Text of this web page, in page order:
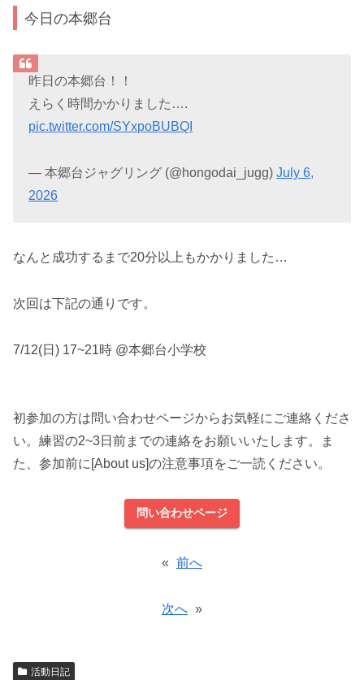
今日の本郷台
昨日の本郷台！！
えらく時間かかりました….
pic.twitter.com/SYxpoBUBQI
— 本郷台ジャグリング (@hongodai_jugg)July 6,
2026
なんと成功するまで20分以上もかかりました…
次回は下記の通りです。
7/12(日) 17~21時 @本郷台小学校
初参加の方は問い合わせページからお気軽にご連絡くださ
い。練習の2~3日前までの連絡をお願いいたします。ま
た、参加前に[About us]の注意事項をご一読ください。
問い合わせページ
« 前へ
次へ »
活動日記